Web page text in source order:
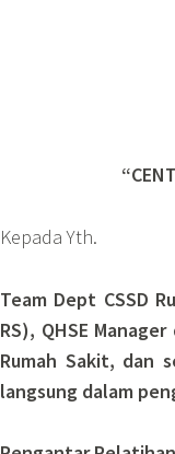
Kepada Yth.
Team Dept CSSD
RS), QHSE
Rumah Sakit, dan
langsung dalam